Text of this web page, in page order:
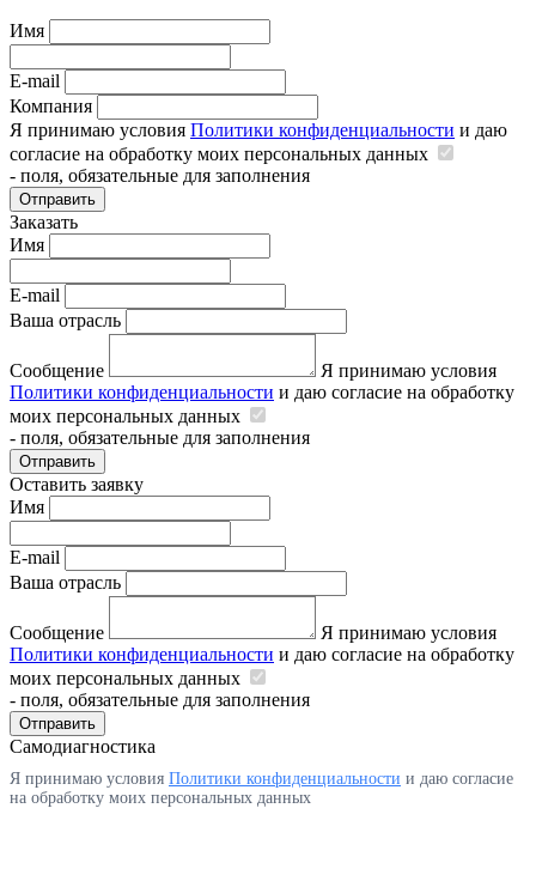
Имя
E-mail
Компания
Я принимаю условия Политики конфиденциальности и даю
согласие на обработку моих персональных данных
- поля, обязательные для заполнения
Отправить
Заказать
Имя
E-mail
Ваша отрасль
Сообщение
Я принимаю условия
Политики конфиденциальности и даю согласие на обработку
моих персональных данных
- поля, обязательные для заполнения
Отправить
Оставить заявку
Имя
E-mail
Ваша отрасль
Сообщение
Я принимаю условия
Политики конфиденциальности и даю согласие на обработку
моих персональных данных
- поля, обязательные для заполнения
Отправить
Самодиагностика
Я принимаю условия Политики конфиденциальности и даю согласие
на обработку моих персональных данных